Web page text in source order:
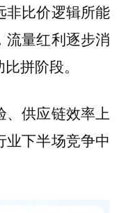
非比价逻辑所能
流量红利逐步消
拼阶段。
、供应链效率上
业下半场竞争中